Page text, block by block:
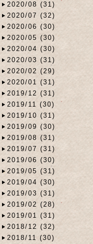
2020/08 (31)
2020/07 (32)
2020/06 (30)
2020/05 (30)
2020/04 (30)
2020/03 (31)
2020/02 (29)
2020/01 (31)
2019/12 (31)
2019/11 (30)
2019/10 (31)
2019/09 (30)
2019/08 (31)
2019/07 (31)
2019/06 (30)
2019/05 (31)
2019/04 (30)
2019/03 (31)
2019/02 (28)
2019/01 (31)
2018/12 (32)
2018/11 (30)